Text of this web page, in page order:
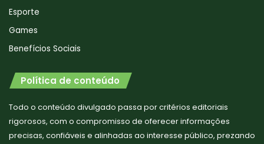
Esporte
Games
Benefícios Sociais
Política de conteúdo
Todo o conteúdo divulgado passa por critérios editoriais
rigorosos, com o compromisso de oferecer informações
precisas, confiáveis e alinhadas ao interesse público, prezando